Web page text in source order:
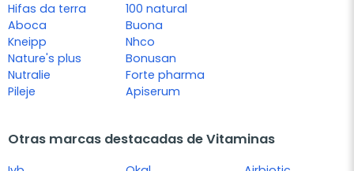
Hifas da terra
Aboca
Kneipp
Nature's plus
Nutralie
Pileje
100 natural
Buona
Nhco
Bonusan
Forte pharma
Apiserum
Otras marcas destacadas de Vitaminas